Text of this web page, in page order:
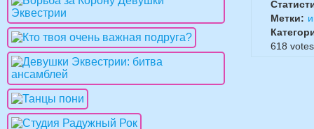
Метки:
618